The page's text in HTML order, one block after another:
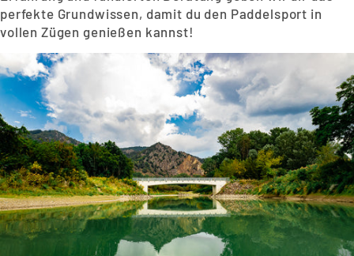
perfekte Grundwissen, damit du den Paddelsport in
vollen Zügen genießen kannst!